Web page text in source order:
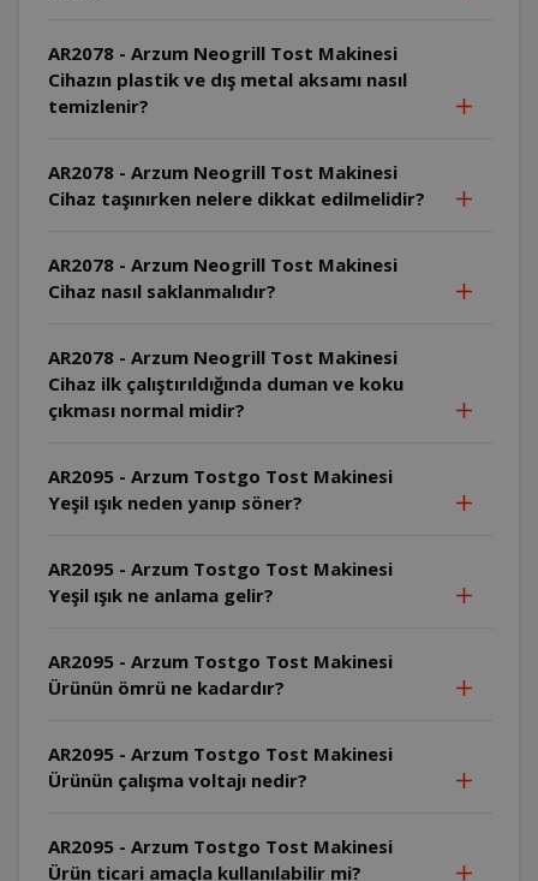
AR2078 - Arzum Neogrill Tost Makinesi
Cihazın plastik ve dış metal aksamı nasıl
temizlenir?
AR2078 - Arzum Neogrill Tost Makinesi
Cihaz taşınırken nelere dikkat edilmelidir?
AR2078 - Arzum Neogrill Tost Makinesi
Cihaz nasıl saklanmalıdır?
AR2078 - Arzum Neogrill Tost Makinesi
Cihaz ilk çalıştırıldığında duman ve koku
çıkması normal midir?
AR2095 - Arzum Tostgo Tost Makinesi
Yeşil ışık neden yanıp söner?
AR2095 - Arzum Tostgo Tost Makinesi
Yeşil ışık ne anlama gelir?
AR2095 - Arzum Tostgo Tost Makinesi
Ürünün ömrü ne kadardır?
AR2095 - Arzum Tostgo Tost Makinesi
Ürünün çalışma voltajı nedir?
AR2095 - Arzum Tostgo Tost Makinesi
Ürün ticari amaçla kullanılabilir mi?